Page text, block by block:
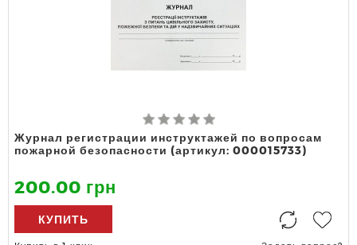
Журнал регистрации инструктажей по вопросам
пожарной безопасности (артикул: 000015733)
200.00 грн
КУПИТЬ